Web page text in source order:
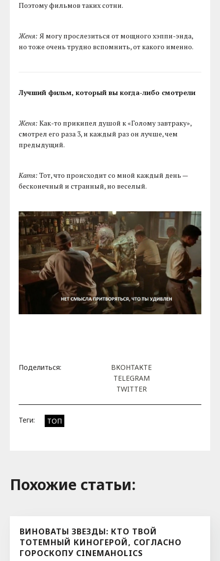
Поэтому фильмов таких сотни.
Женя: Я могу прослезиться от мощного хэппи-энда,
но тоже очень трудно вспомнить, от какого именно.
Лучший фильм, который вы когда-либо смотрели
Женя: Как-то прикипел душой к «Голому завтраку»,
смотрел его раза 3, и каждый раз он лучше, чем
предыдущий.
Катя: Тот, что происходит со мной каждый день —
бесконечный и странный, но веселый.
Поделиться:
ВКОНТАКТЕ
TELEGRAM
TWITTER
Теги: ТОП
Похожие cтатьи:
ВИНОВАТЫ ЗВЕЗДЫ: КТО ТВОЙ
ТОТЕМНЫЙ КИНОГЕРОЙ, СОГЛАСНО
ГОРОСКОПУ CINEMAHOLICS